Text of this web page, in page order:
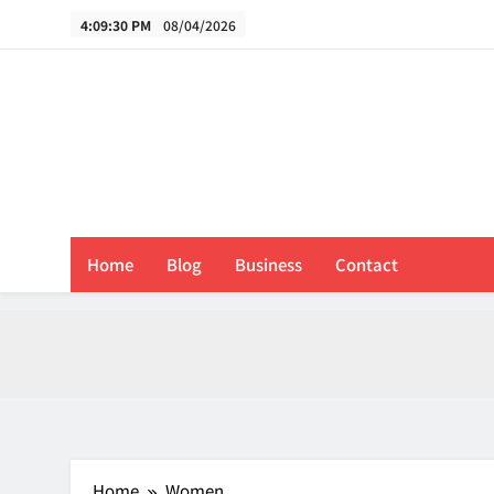
4:09:30 PM 08/04/2026
Home Blog Business Contact